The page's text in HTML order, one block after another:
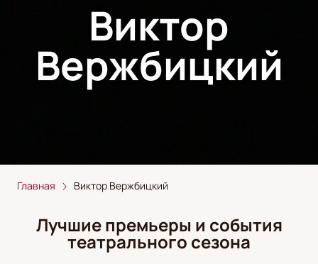
Виктор
Вержбицкий
Главная Виктор Вержбицкий
Лучшие премьеры и события
театрального сезона